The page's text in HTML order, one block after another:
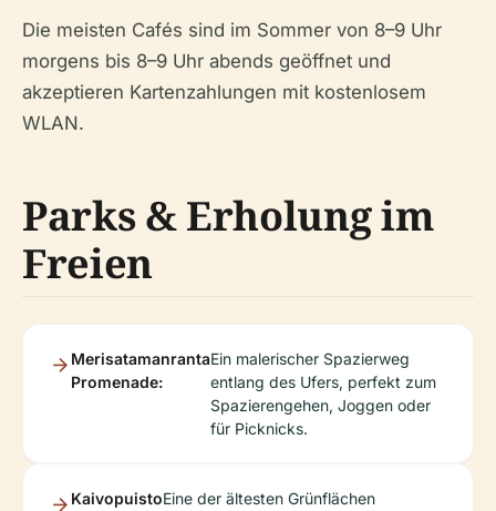
Die meisten Cafés sind im Sommer von 8–9 Uhr
morgens bis 8–9 Uhr abends geöffnet und
akzeptieren Kartenzahlungen mit kostenlosem
WLAN.
Parks & Erholung im
Freien
Merisatamanranta
Promenade:
Ein malerischer Spazierweg
entlang des Ufers, perfekt zum
Spazierengehen, Joggen oder
für Picknicks.
KaivopuistoEine der ältesten Grünflächen